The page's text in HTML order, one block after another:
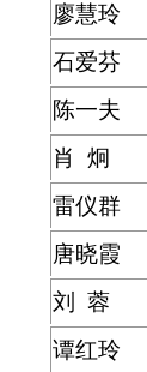
廖慧玲
石爱芬
陈一夫
肖 炯
雷仪群
唐晓霞
刘 蓉
谭红玲